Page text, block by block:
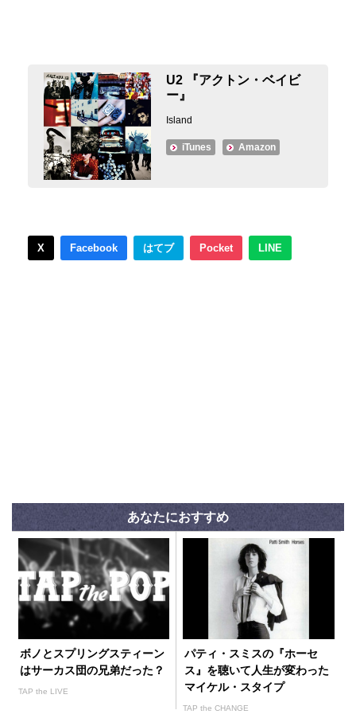
U2 『アクトン・ベイビ
ー』
Island
iTunes Amazon
X Facebook はてブ Pocket LINE
あなたにおすすめ
ボノとスプリングスティーン
はサーカス団の兄弟だった？
TAP the LIVE
パティ・スミスの『ホーセ
ス』を聴いて人生が変わった
マイケル・スタイプ
TAP the CHANGE